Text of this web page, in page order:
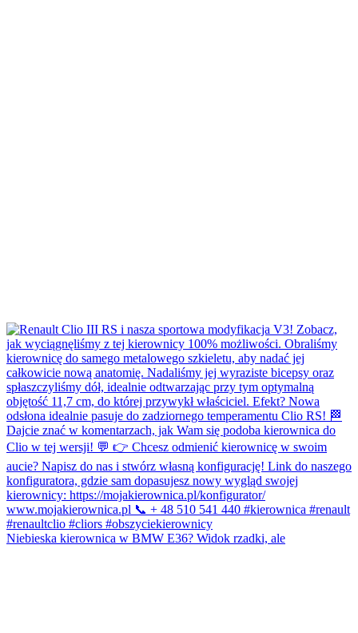
Niebieska kierownica w BMW E36? Widok rzadki, ale